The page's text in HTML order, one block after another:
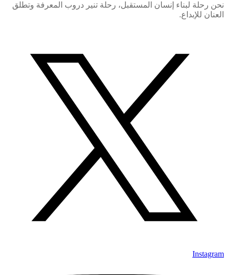
نحن رحلة لبناء إنسان المستقبل، رحلة تنير دروب المعرفة وتطلق
العنان للإبداع.
Instagram